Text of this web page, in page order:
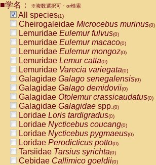
CebidaeCebus nigrivittatus
CebidaeCebus
CebidaeSaimiri boliviensis(0)
CebidaeSaimiri sciureus(0)
AtelidaeAlouatta caraya(0)
AtelidaeAlouatta fusca(0)
AtelidaeAlouatta seniculus
AtelidaeAlouattaspp.(0)
AtelidaeAteles belzebuth(0)
AtelidaeAteles geoffroyi(0)
AtelidaeAteles paniscus(0)
AtelidaeAtelesspp.(0)
Atelidae Lagothrix lagothricha
AtelidaeLagothrix lagothricha cana
PitheciidaeCacajao calvus
PitheciidaeCallicebus cupreus
PitheciidaeCallicebus donacophilus
PitheciidaeCallicebus moloch
■学名： ※複数選択可・or検索
All species(1)
Cheirogaleidae Microcebus murinus(0)
Lemuridae Eulemur fulvus(0)
Lemuridae Eulemur macaco(0)
Lemuridae Eulemur mongoz(0)
Lemuridae Lemur catta(0)
Lemuridae Varecia variegata(0)
Galagidae Galago senegalensis(0)
Galagidae Galago demidovii(0)
Galagidae Otolemur crassicaudatus(0)
Galagidae Galagidae spp.(0)
Loridae Loris tardigradus(0)
Loridae Nycticebus coucang(0)
Loridae Nycticebus pygmaeus(0)
Loridae Perodicticus potto(0)
Tarsiidae Tarsius syrichta(0)
Cebidae Callimico goeldii(0)